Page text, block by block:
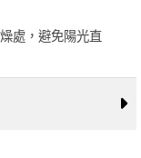
處，避免陽光直